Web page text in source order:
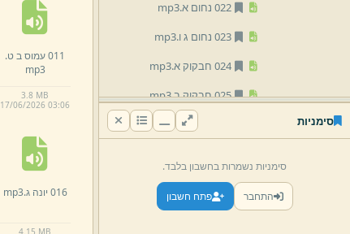
022 נחום א.
mp3
023 נחום ג ו.
mp3
024 חבקוק א.
mp3
025 חבקוק ב.
mp3
mp3
028 צפניה ג.
mp3
029 חגי א.
mp3
סימניות
סימניות נשמרות בחשבון בלבד.
התחבר פתח חשבון
011 עמוס ב ט.
mp3
3.8 MB
17/06/2026 03:06
016 יונה ג. mp3
4. 15 MB